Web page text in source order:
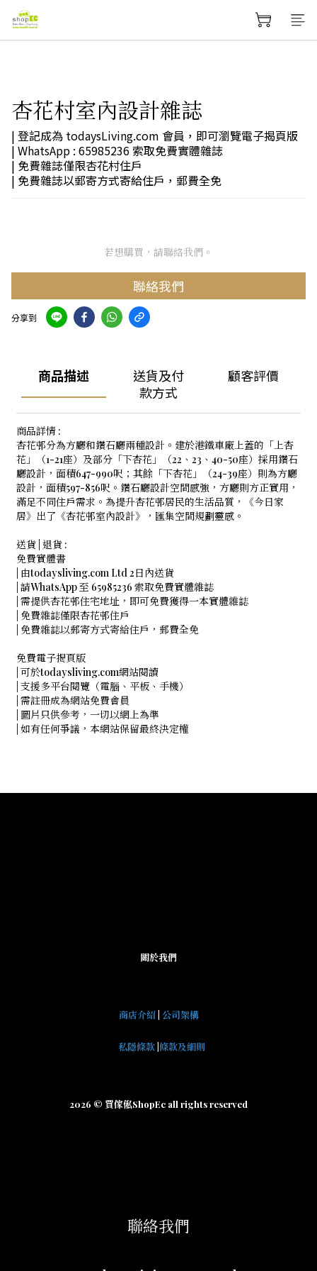
杏花村室內設計雜誌
| 登記成為 todaysLiving.com 會員，即可瀏覽電子揭頁版
| WhatsApp : 65985236 索取免費實體雜誌
| 免費雜誌僅限杏花村住戶
| 免費雜誌以郵寄方式寄給住戶，郵費全免
若想購買，請聯絡我們。
聯絡我們
分享到
商品描述
送貨及付
款方式
顧客評價
商品詳情 :
杏花邨分為方廳和鑽石廳兩種設計。建於港鐵車廠上蓋的「上杏
花」（1-21座）及部分「下杏花」（22、23、40-50座）採用鑽石
廳設計，面積647-990呎；其餘「下杏花」（24-39座）則為方廳
設計，面積597-856呎。鑽石廳設計空間感強，方廳則方正實用，
滿足不同住戶需求。為提升杏花邨居民的生活品質，《今日家
居》出了《杏花邨室內設計》，匯集空間規劃靈感。
送貨 | 退貨 :
免費實體書
| 由todaysliving.com Ltd 2日內送貨
| 請WhatsApp 至 65985236 索取免費實體雜誌
| 需提供杏花邨住宅地址，即可免費獲得一本實體雜誌
| 免費雜誌僅限杏花邨住戶
| 免費雜誌以郵寄方式寄給住戶，郵費全免
免費電子揭頁版
| 可於todaysliving.com網站閱讀
| 支援多平台閱覽（電腦、平板、手機）
| 需註冊成為網站免費會員
| 圖片只供參考，一切以網上為準
| 如有任何爭議，本網站保留最終決定權
關於我們
商店介紹| 公司架構
私隱條款 條款及細則
2026 © 買傢俬ShopEc all rights reserved
聯絡我們